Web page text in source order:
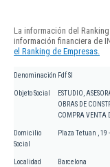
La información del
información financiera de
el Ranking de Empresas.
Denominación Fdf Sl
Objeto Social
ESTUDIO,
OBRAS DE
COMPRA VENTA
Domicilio
Social
Plaza Tetuan , 19
Localidad Barcelona